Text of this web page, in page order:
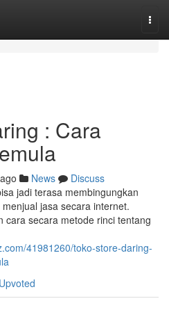
: Cara
News
Discuss
jadi terasa membingungkan
jasa secara internet.
cara secara metode rinci tentang
41981260/toko-store-daring-